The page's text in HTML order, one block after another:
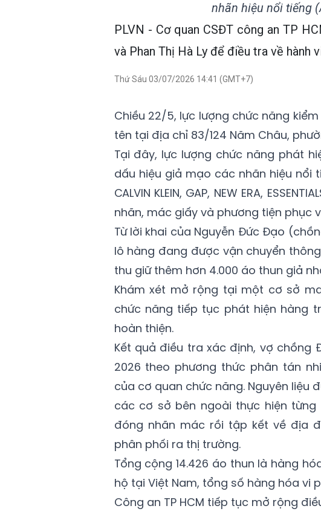
nhãn hiệu nổi tiếng
PLVN - Cơ quan CSĐT công an TP
và Phan Thị Hà Ly để điều tra về hành
Thứ Sáu 03/07/2026 14:41 (GMT+7)
Chiều 22/5, lực lượng chức năng
tên tại địa chỉ 83/124 Năm Châu,
Tại đây, lực lượng chức năng phát
dấu hiệu giả mạo các nhãn hiệu nổi
CALVIN KLEIN, GAP, NEW ERA,
nhãn, mác giấy và phương tiện phục
Từ lời khai của Nguyễn Đức Đạo
lô hàng đang được vận chuyển
thu giữ thêm hơn 4.000 áo thun giả
Khám xét mở rộng tại một cơ sở
chức năng tiếp tục phát hiện hàng
hoàn thiện.
Kết quả điều tra xác định, vợ
2026 theo phương thức phân tán
của cơ quan chức năng. Nguyên liệu
các cơ sở bên ngoài thực hiện
đóng nhãn mác rồi tập kết về địa
phân phối ra thị trường.
Tổng cộng 14.426 áo thun là hàng
hộ tại Việt Nam, tổng số hàng hóa vi
Công an TP HCM tiếp tục mở rộng